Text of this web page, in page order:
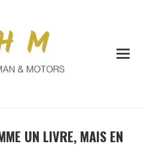
UN LIVRE, MAIS EN